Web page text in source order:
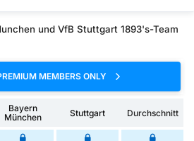
und VfB Stuttgart 1893's-Team
MEMBERS ONLY
Bayern
München
Stuttgart Durchschnitt